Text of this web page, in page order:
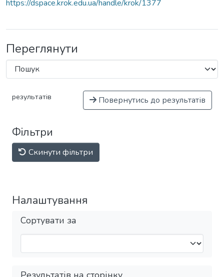
https://dspace.krok.edu.ua/handle/krok/1377
Переглянути
результатів Повернутись до результатів
Фільтри
Скинути фільтри
Налаштування
Сортувати за